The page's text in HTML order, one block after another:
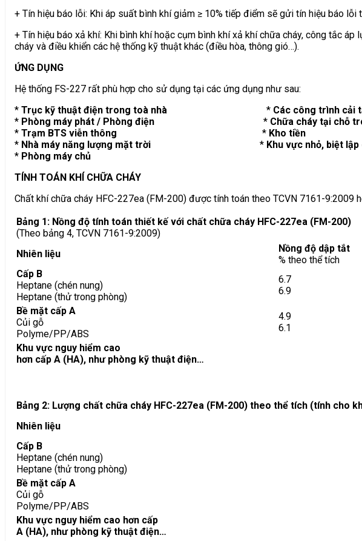
+ Tín hiệu báo lỗi: Khi áp suất bình khí giảm ≥ 10% tiếp điểm sẽ gửi tín hiệu báo lỗi
+ Tín hiệu báo xả khí: Khi bình khí hoặc cụm bình khí xả khí chữa cháy, công tắc
cháy và điều khiển các hệ thống kỹ thuật khác (điều hòa, thông gió…).
ỨNG DỤNG
Hệ thống FS-227 rất phù hợp cho sử dụng tại các ứng dụng như sau:
* Trục kỹ thuật điện trong toà nhà * Các công trình cải
* Phòng máy phát / Phòng điện * Chữa cháy tại chỗ
* Trạm BTS viễn thông * Kho tiền
* Nhà máy năng lượng mặt trời * Khu vực nhỏ, biệt
* Phòng máy chủ
TÍNH TOÁN KHÍ CHỮA CHÁY
Chất khí chữa cháy HFC-227ea (FM-200) được tính toán theo TCVN 7161-9:2009
Bảng 1: Nồng độ tính toán thiết kế với chất chữa cháy HFC-227ea (FM-200)
(Theo bảng 4, TCVN 7161-9:2009)
Nhiên liệu
Nồng độ dập tắt
% theo thể tích
Cấp B
Heptane (chén nung)
Heptane (thử trong phòng)
6.7
6.9
Bề mặt cấp A
Củi gỗ
Polyme/PP/ABS
4.9
6.1
Khu vực nguy hiểm cao
hơn cấp A (HA), như phòng kỹ thuật điện…
Bảng 2: Lượng chất chữa cháy HFC-227ea (FM-200) theo thể tích (tính cho
Nhiên liệu
Cấp B
Heptane (chén nung)
Heptane (thử trong phòng)
Bề mặt cấp A
Củi gỗ
Polyme/PP/ABS
Khu vực nguy hiểm cao hơn cấp
A (HA), như phòng kỹ thuật điện…